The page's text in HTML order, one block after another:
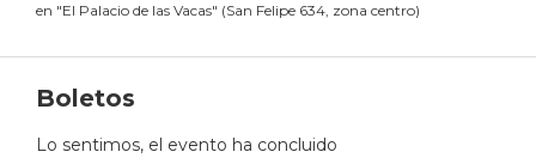
en "El Palacio de las Vacas" (San Felipe 634, zona centro)
Boletos
Lo sentimos, el evento ha concluido